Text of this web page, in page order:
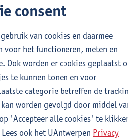
2025-2026 2024-2025
naar muur: historische
consent
van cookies en daarmee
voor het functioneren, meten en
Ook worden er cookies geplaatst
te kunnen tonen en voor
categorie betreffen de
worden gevolgd door middel
'Accepteer alle cookies' te
ook het UAntwerpen Privacy